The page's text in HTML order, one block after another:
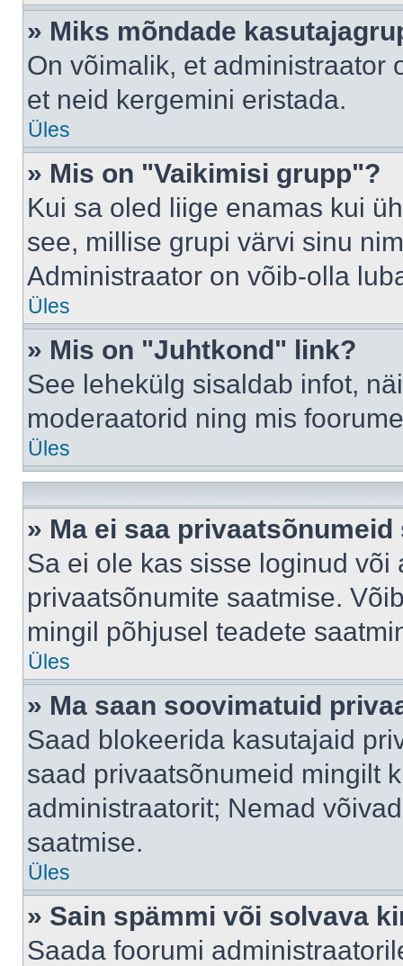
» Miks mõndade
On võimalik, et administraator
et neid kergemini eristada.
Üles
» Mis on "Vaikimisi grupp"?
Kui sa oled liige enamas kui
see, millise grupi värvi sinu
Administraator on võib-olla
Üles
» Mis on "Juhtkond" link?
See lehekülg sisaldab infot,
moderaatorid ning mis
Üles
» Ma ei saa privaatsõnumeid
Sa ei ole kas sisse loginud
privaatsõnumite saatmise.
mingil põhjusel teadete
Üles
» Ma saan soovimatuid
Saad blokeerida kasutajaid
saad privaatsõnumeid mingilt
administraatorit; Nemad
saatmise.
Üles
» Sain spämmi või solvava
Saada foorumi